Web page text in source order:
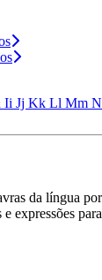
Ii Jj Kk Ll Mm
da língua
expressões